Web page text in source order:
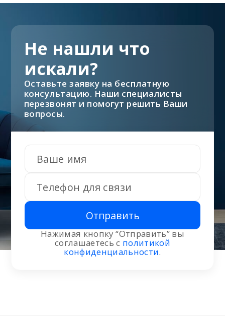
Отправить
Нажимая кнопку “Отправить” вы
соглашаетесь с политикой
конфиденциальности.
Не нашли что
искали?
Оставьте заявку на бесплатную
консультацию. Наши специалисты
перезвонят и помогут решить Ваши
вопросы.